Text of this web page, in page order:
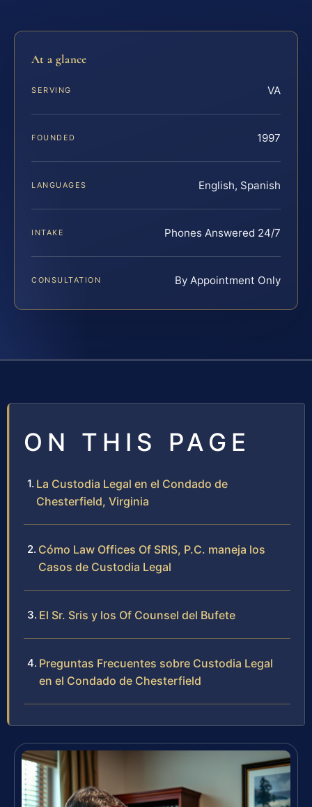
At a glance
SERVING VA
FOUNDED 1997
LANGUAGES English, Spanish
INTAKE Phones Answered 24/7
CONSULTATION By Appointment Only
ON THIS PAGE
La Custodia Legal en el Condado de
Chesterfield, Virginia
Cómo Law Offices Of SRIS, P.C. maneja los
Casos de Custodia Legal
El Sr. Sris y los Of Counsel del Bufete
Preguntas Frecuentes sobre Custodia Legal
en el Condado de Chesterfield